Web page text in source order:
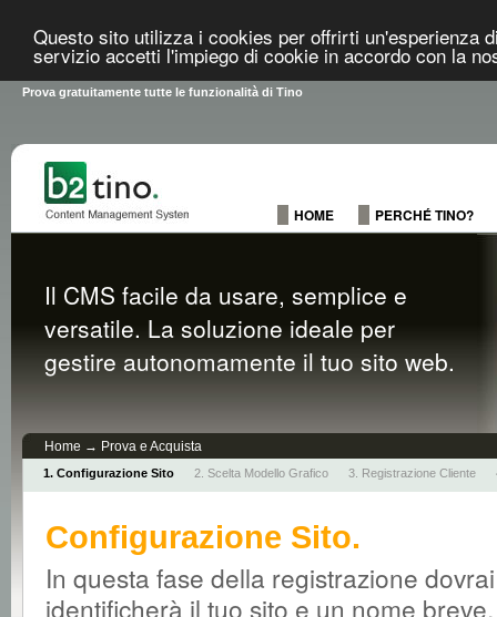
Questo sito utilizza i cookies per offrirti un'esperienza
servizio accetti l'impiego di cookie in accordo con la
Prova gratuitamente tutte le funzionalità di Tino
HOME PERCHÉ TINO?
Il CMS facile da usare, semplice e
versatile. La soluzione ideale per
gestire autonomamente il tuo sito web.
Home → Prova e Acquista
Configurazione Sito Scelta Modello Grafico Registrazione Cliente
Configurazione Sito.
In questa fase della registrazione
identificherà il tuo sito e un nome